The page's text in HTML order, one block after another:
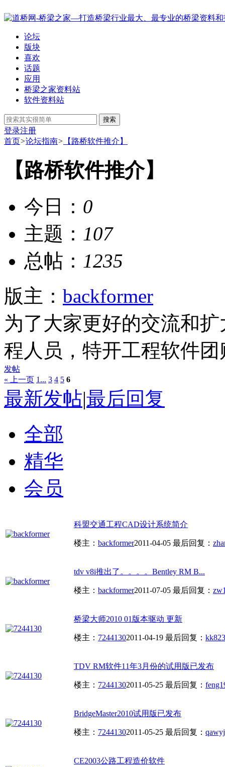
论坛
版块
喜欢
话题
应用
桥梁之家资料站
软件资料站
搜索
登录注册
首页>论坛指南> 【路桥软件推介】
【路桥软件推介】
今日： 0
主题： 107
总帖： 1235
版主： backformer
为了大家更好的交流和
程人员，特开工程软件
发帖
« 上一页 1... 3 4 5 6
最新发帖|最后回复
全部
精华
会员
科盟交通工程CAD设计系统简介
楼主： backformer2011-04-05 最后回复：
tdv v8i推出了。。。。Bentley RM B...
楼主： backformer2011-07-05 最后回复：
桥梁大师2010 01版本驱动 更新
楼主： 72441302011-04-19 最后回复：
TDV RM软件11年3月份的试用版已发布
楼主： 72441302011-05-25 最后回复：
BridgeMaster2010试用版已发布
楼主： 72441302011-05-25 最后回复： qawyj
CE2003公路工程造价软件